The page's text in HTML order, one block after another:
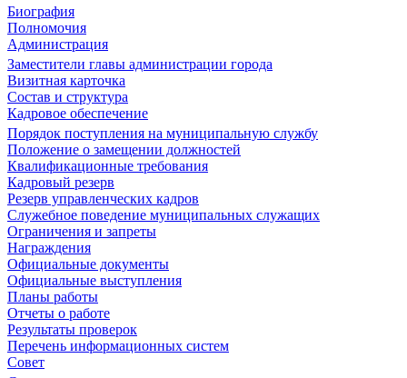
Биография
Полномочия
Администрация
Заместители главы администрации города
Визитная карточка
Состав и структура
Кадровое обеспечение
Порядок поступления на муниципальную службу
Положение о замещении должностей
Квалификационные требования
Кадровый резерв
Резерв управленческих кадров
Служебное поведение муниципальных служащих
Ограничения и запреты
Награждения
Официальные документы
Официальные выступления
Планы работы
Отчеты о работе
Результаты проверок
Перечень информационных систем
Совет